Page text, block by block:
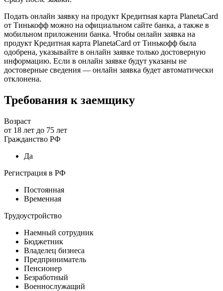
Подать онлайн заявку на продукт Кредитная карта PlanetaCard
от Тинькофф можно на официальном сайте банка, а также в
мобильном приложении банка. Чтобы онлайн заявка на
продукт Кредитная карта PlanetaCard от Тинькофф была
одобрена, указывайте в онлайн заявке только достоверную
информацию. Если в онлайн заявке будут указаны не
достоверные сведения — онлайн заявка будет автоматически
отклонена.
Требования к заемщику
Возраст
от 18 лет до 75 лет
Гражданство РФ
Да
Регистрация в РФ
Постоянная
Временная
Трудоустройство
Наемный сотрудник
Бюджетник
Владелец бизнеса
Предприниматель
Пенсионер
Безработный
Военнослужащий